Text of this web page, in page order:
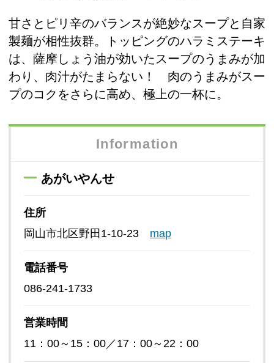
甘さとピリ辛のバランスが絶妙なスープと自家
製麺が相性抜群。トッピングのハラミステーキ
は、薩摩しょう油が効いたスープのうまみが加
わり、肉汁がたまらない！ 肉のうまみがスー
プのコクをさらに高め、極上の一杯に。
Information
あがいやんせ
住所
岡山市北区野田1-10-23 map
電話番号
086-241-1733
営業時間
11：00～15：00／17：00～22：00